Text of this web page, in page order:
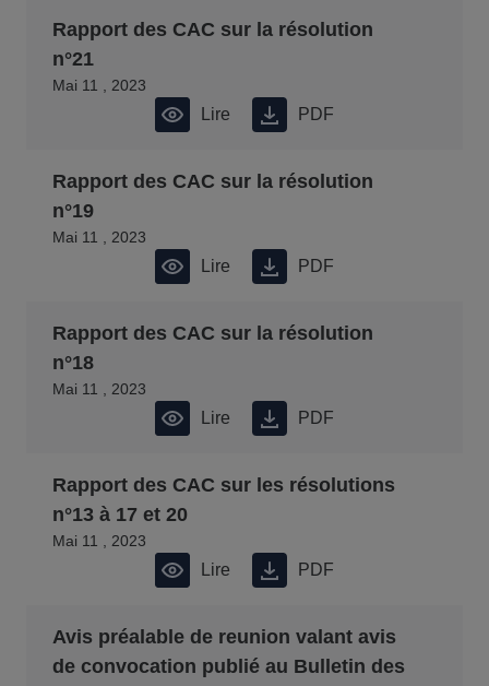
Rapport des CAC sur la résolution
n°21
Mai 11 , 2023
Lire PDF
Rapport des CAC sur la résolution
n°19
Mai 11 , 2023
Lire PDF
Rapport des CAC sur la résolution
n°18
Mai 11 , 2023
Lire PDF
Rapport des CAC sur les résolutions
n°13 à 17 et 20
Mai 11 , 2023
Lire PDF
Avis préalable de reunion valant avis
de convocation publié au Bulletin des